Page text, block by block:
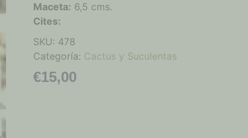
Maceta: 6,5 cms.
Cites:
SKU: 478
Categoría: Cactus y Suculentas
€15,00